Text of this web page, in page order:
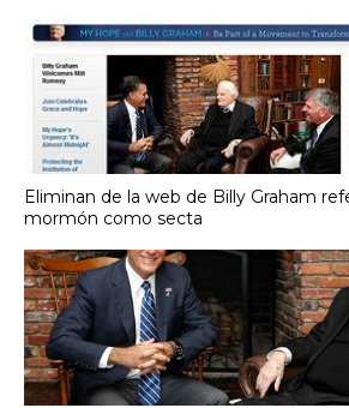
Eliminan de la web de Billy Graham
mormón como secta